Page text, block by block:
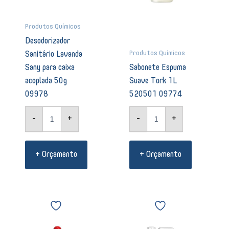
Produtos Químicos
Desodorizador
Sanitário Lavanda
Sany para caixa
acoplada 50g
09978
- +
+ Orçamento
Produtos Químicos
Sabonete Espuma
Suave Tork 1L
520501 09774
- +
+ Orçamento
Veja
Becker